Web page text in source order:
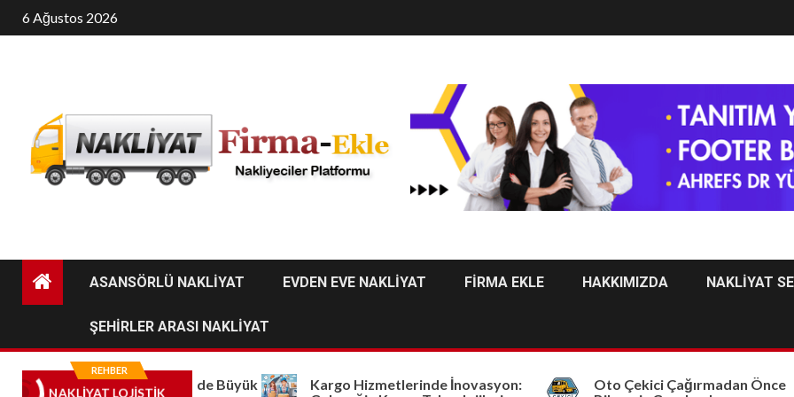
Skip
to
6 Ağustos 2026
ASANSÖRLÜ NAKLİYAT EVDEN EVE NAKLİYAT FİRMA EKLE HAKKIMIZDA NAKLİYAT
ŞEHİRLER ARASI NAKLİYAT
REHBER
NAKLIYAT LOJISTIK
Manisa Nakliyat Sektöründe Büyük
Kargo Hizmetlerinde İnovasyon:
Oto Çekici Çağırmadan Önce